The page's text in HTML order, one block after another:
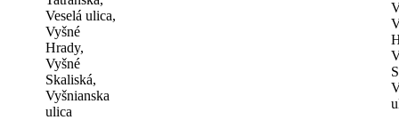
Veselá ulica,
Vyšné
Hrady,
Vyšné
Skaliská,
Vyšnianska
ulica